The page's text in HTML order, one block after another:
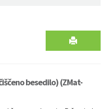
besedilo) (ZMat-